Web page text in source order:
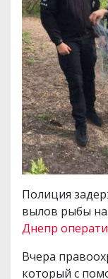
Полиция
вылов рыбы на
Днепр
Вчера
который с